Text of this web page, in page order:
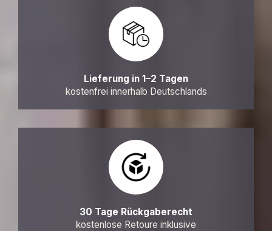
Lieferung in 1–2 Tagen
kostenfrei innerhalb Deutschlands
30 Tage Rückgaberecht
kostenlose Retoure inklusive